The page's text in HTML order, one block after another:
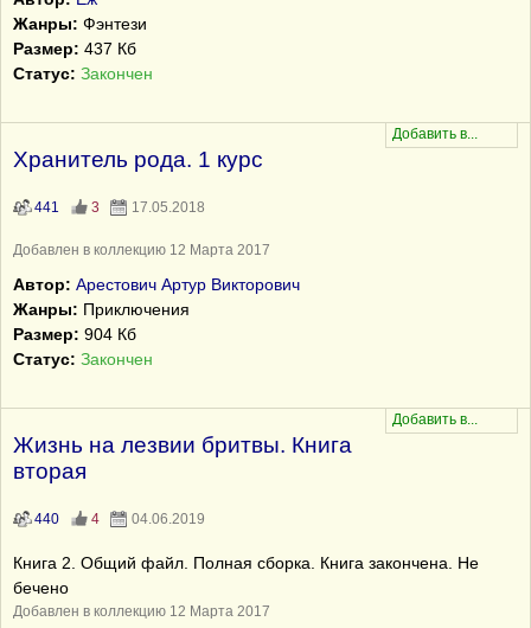
Жанры: Фэнтези
Размер: 437 Кб
Статус: Закончен
Хранитель рода. 1 курс
441 3 17.05.2018
Добавлен в коллекцию 12 Марта 2017
Автор: Арестович Артур Викторович
Жанры: Приключения
Размер: 904 Кб
Статус: Закончен
Жизнь на лезвии бритвы. Книга
вторая
440 4 04.06.2019
Книга 2. Общий файл. Полная сборка. Книга закончена. Не
бечено
Добавлен в коллекцию 12 Марта 2017